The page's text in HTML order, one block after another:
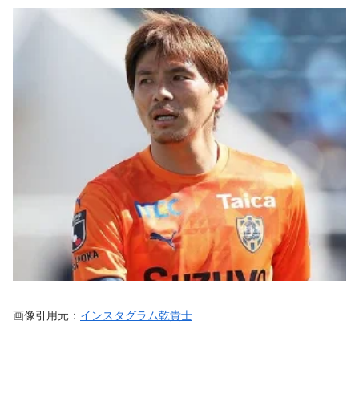
画像引用元： インスタグラム乾貴士